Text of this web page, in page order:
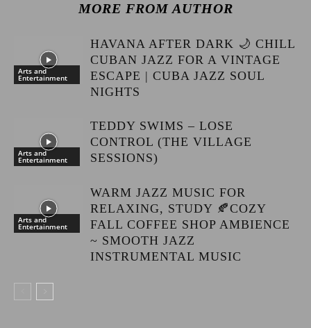
MORE FROM AUTHOR
Arts and
Entertainment
HAVANA AFTER DARK 🌙 CHILL
CUBAN JAZZ FOR A VINTAGE
ESCAPE | CUBA JAZZ SOUL
NIGHTS
Arts and
Entertainment
TEDDY SWIMS – LOSE
CONTROL (THE VILLAGE
SESSIONS)
Arts and
Entertainment
WARM JAZZ MUSIC FOR
RELAXING, STUDY 🍂COZY
FALL COFFEE SHOP AMBIENCE
~ SMOOTH JAZZ
INSTRUMENTAL MUSIC